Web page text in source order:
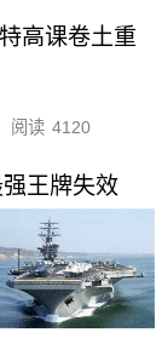
高课卷土重
阅读 4120
王牌失效